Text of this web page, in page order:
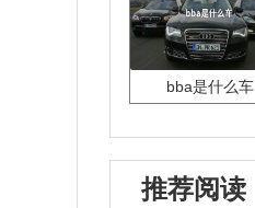
bba是什么车
推荐阅读